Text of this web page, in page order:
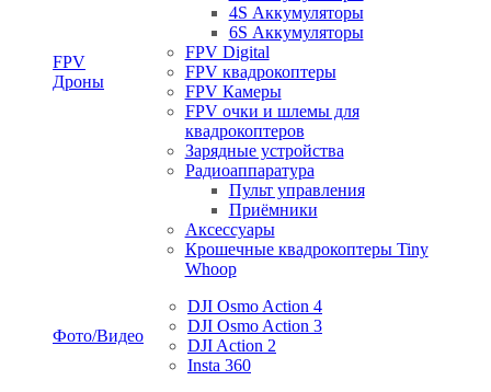
FPV
Дроны
4S Аккумуляторы
6S Аккумуляторы
FPV Digital
FPV квадрокоптеры
FPV Камеры
FPV очки и шлемы для
квадрокоптеров
Зарядные устройства
Радиоаппаратура
Пульт управления
Приёмники
Аксессуары
Крошечные квадрокоптеры Tiny
Whoop
Фото/Видео
DJI Osmo Action 4
DJI Osmo Action 3
DJI Action 2
Insta 360